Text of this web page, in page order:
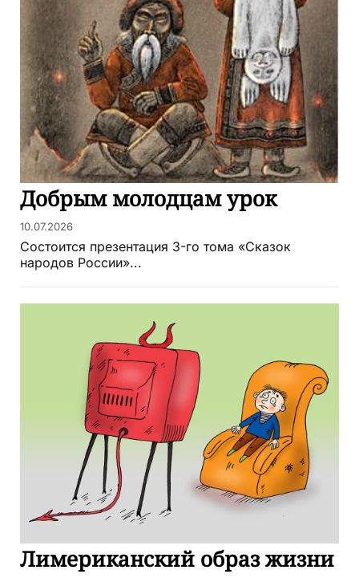
Добрым молодцам урок
10.07.2026
Состоится презентация 3-го тома «Сказок
народов России»...
Лимериканский образ жизни